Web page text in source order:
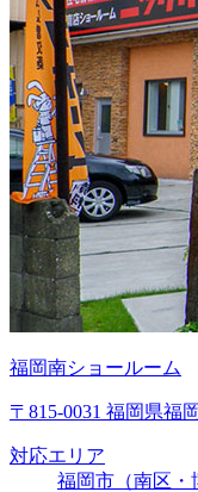
福岡南ショールーム
〒815-0031 福岡県福
対応エリア
福岡市（南区・